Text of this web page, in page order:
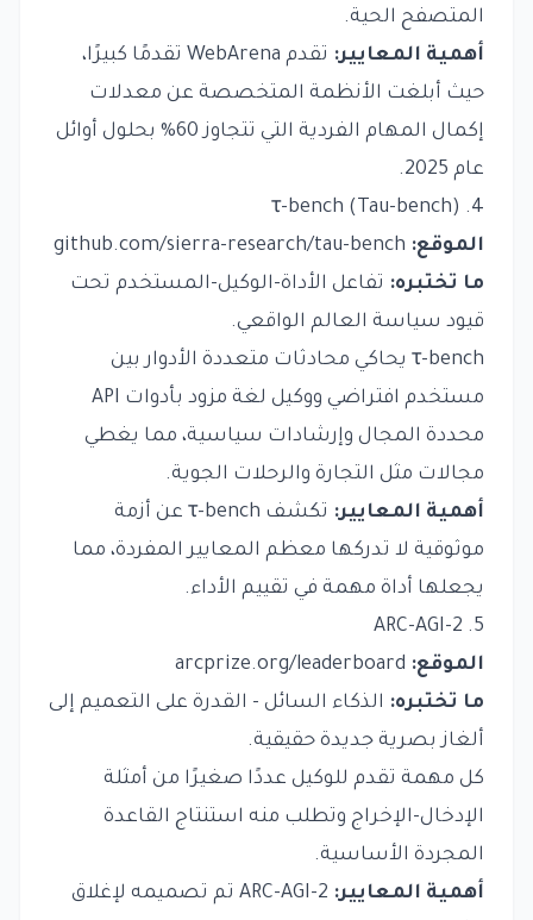
المتصفح الحية.
أهمية المعايير:
تقدم WebArena تقدمًا كبيرًا،
حيث أبلغت الأنظمة المتخصصة عن معدلات
إكمال المهام الفردية التي تتجاوز 60% بحلول أوائل
عام 2025.
4. τ-bench (Tau-bench)
الموقع:
ما تختبره: تفاعل الأداة-الوكيل-المستخدم تحت
قيود سياسة العالم الواقعي.
τ-bench يحاكي محادثات متعددة الأدوار بين
مستخدم افتراضي ووكيل لغة مزود بأدوات API
محددة المجال وإرشادات سياسية، مما يغطي
مجالات مثل التجارة والرحلات الجوية.
أهمية المعايير:
تكشف τ-bench عن أزمة
موثوقية لا تدركها معظم المعايير المفردة، مما
يجعلها أداة مهمة في تقييم الأداء.
5. ARC-AGI-2
الموقع:
ما تختبره: الذكاء السائل - القدرة على التعميم إلى
ألغاز بصرية جديدة حقيقية.
كل مهمة تقدم للوكيل عددًا صغيرًا من أمثلة
الإدخال-الإخراج وتطلب منه استنتاج القاعدة
المجردة الأساسية.
أهمية المعايير:
ARC-AGI-2 تم تصميمه لإغلاق